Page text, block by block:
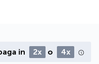
in 2x o 4x